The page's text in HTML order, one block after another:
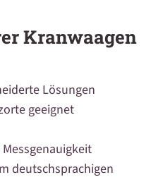
Kranwaagen
Lösungen
geeignet
deutschsprachigen